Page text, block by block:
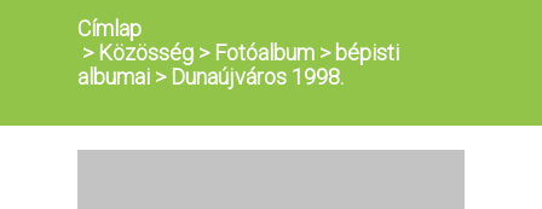
Címlap
> Közösség > Fotóalbum >bépisti
albumai > Dunaújváros 1998.